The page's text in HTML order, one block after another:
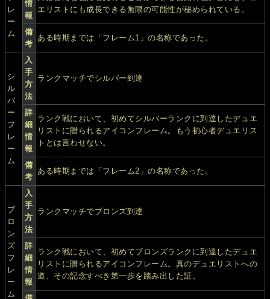
レ
ー
ム
情
報
エリストにも成長できる無限の可能性が秘められている。
備
考
ある時期までは「フレーム1」の名称であった。
シ
ル
バ
ー
フ
レ
ー
ム
入
手
方
法
ランクマッチでシルバー到達
詳
細
情
報
ランク戦において、初めてシルバーランクに到達したデュエ
リストに贈られるアイコンフレーム。もう初心者デュエリス
トとは言わせない。
備
考
ある時期までは「フレーム2」の名称であった。
ブ
ロ
ン
ズ
フ
レ
ー
ム
入
手
方
法
ランクマッチでブロンズ到達
詳
細
情
報
ランク戦において、初めてブロンズランクに到達したデュエ
リストに贈られるアイコンフレーム。真のデュエリストへの
道、その記念すべき第一歩を踏み出した証。